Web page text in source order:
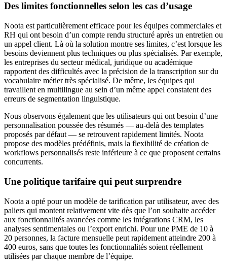
Des limites fonctionnelles selon les cas d’usage
Noota est particulièrement efficace pour les équipes commerciales et
RH qui ont besoin d’un compte rendu structuré après un entretien ou
un appel client. Là où la solution montre ses limites, c’est lorsque les
besoins deviennent plus techniques ou plus spécialisés. Par exemple,
les entreprises du secteur médical, juridique ou académique
rapportent des difficultés avec la précision de la transcription sur du
vocabulaire métier très spécialisé. De même, les équipes qui
travaillent en multilingue au sein d’un même appel constatent des
erreurs de segmentation linguistique.
Nous observons également que les utilisateurs qui ont besoin d’une
personnalisation poussée des résumés — au-delà des templates
proposés par défaut — se retrouvent rapidement limités. Noota
propose des modèles prédéfinis, mais la flexibilité de création de
workflows personnalisés reste inférieure à ce que proposent certains
concurrents.
Une politique tarifaire qui peut surprendre
Noota a opté pour un modèle de tarification par utilisateur, avec des
paliers qui montent relativement vite dès que l’on souhaite accéder
aux fonctionnalités avancées comme les intégrations CRM, les
analyses sentimentales ou l’export enrichi. Pour une PME de 10 à
20 personnes, la facture mensuelle peut rapidement atteindre 200 à
400 euros, sans que toutes les fonctionnalités soient réellement
utilisées par chaque membre de l’équipe.